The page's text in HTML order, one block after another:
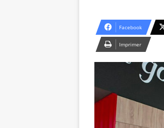
Facebook
Imprimer